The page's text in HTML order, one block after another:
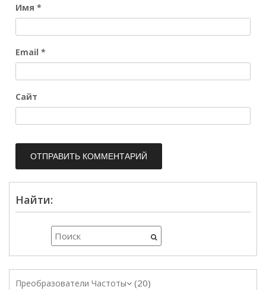
Имя *
Email *
Сайт
Найти:
Преобразователи Частоты 20